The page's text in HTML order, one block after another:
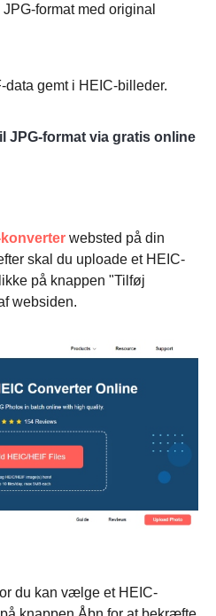
format med original
gemt i HEIC-billeder.
JPG-format via gratis online
websted på din
skal du uploade et HEIC-
på knappen "Tilføj
websiden.
du kan vælge et HEIC-